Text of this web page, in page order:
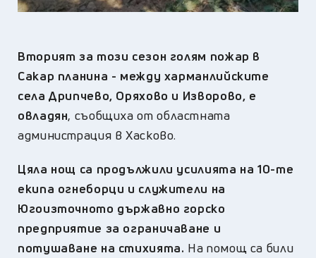
Вторият за този сезон голям пожар в
Сакар планина - между харманлийските
села Дрипчево, Оряхово и Изворово, е
овладян, съобщиха от областната
администрация в Хасково.
Цяла нощ са продължили усилията на 10-те
екипа огнеборци и служители на
Югоизточното държавно горско
предприятие за ограничаване и
потушаване на стихията. На помощ са били